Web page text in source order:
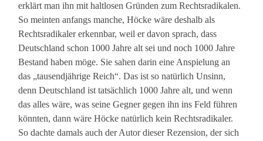
erklärt man ihn mit haltlosen Gründen zum Rechtsradikalen.
So meinten anfangs manche, Höcke wäre deshalb als
Rechtsradikaler erkennbar, weil er davon sprach, dass
Deutschland schon 1000 Jahre alt sei und noch 1000 Jahre
Bestand haben möge. Sie sahen darin eine Anspielung an
das „tausendjährige Reich“. Das ist so natürlich Unsinn,
denn Deutschland ist tatsächlich 1000 Jahre alt, und wenn
das alles wäre, was seine Gegner gegen ihn ins Feld führen
könnten, dann wäre Höcke natürlich kein Rechtsradikaler.
So dachte damals auch der Autor dieser Rezension, der sich